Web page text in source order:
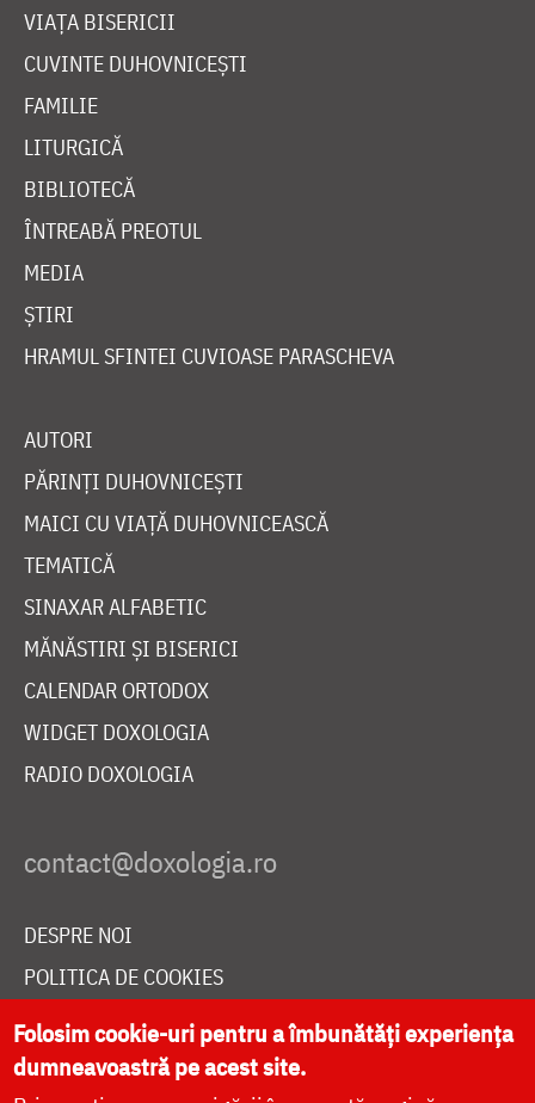
VIAȚA BISERICII
CUVINTE DUHOVNICEȘTI
FAMILIE
LITURGICĂ
BIBLIOTECĂ
ÎNTREABĂ PREOTUL
MEDIA
ȘTIRI
HRAMUL SFINTEI CUVIOASE PARASCHEVA
AUTORI
PĂRINȚI DUHOVNICEȘTI
MAICI CU VIAȚĂ DUHOVNICEASCĂ
TEMATICĂ
SINAXAR ALFABETIC
MĂNĂSTIRI ȘI BISERICI
CALENDAR ORTODOX
WIDGET DOXOLOGIA
RADIO DOXOLOGIA
DESPRE NOI
POLITICA DE COOKIES
DONEAZĂ ONLINE PENTRU CATEDRALA NAȚIONALĂ
Folosim cookie-uri pentru a îmbunătăți experiența
dumneavoastră pe acest site.